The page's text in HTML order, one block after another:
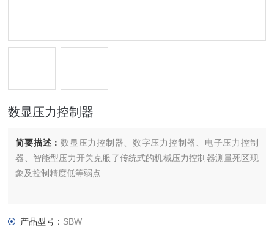
数显压力控制器
简要描述：数显压力控制器、数字压力控制器、电子压力控制
器、智能型压力开关克服了传统式的机械压力控制器测量死区现
象及控制精度低等弱点
产品型号： SBW